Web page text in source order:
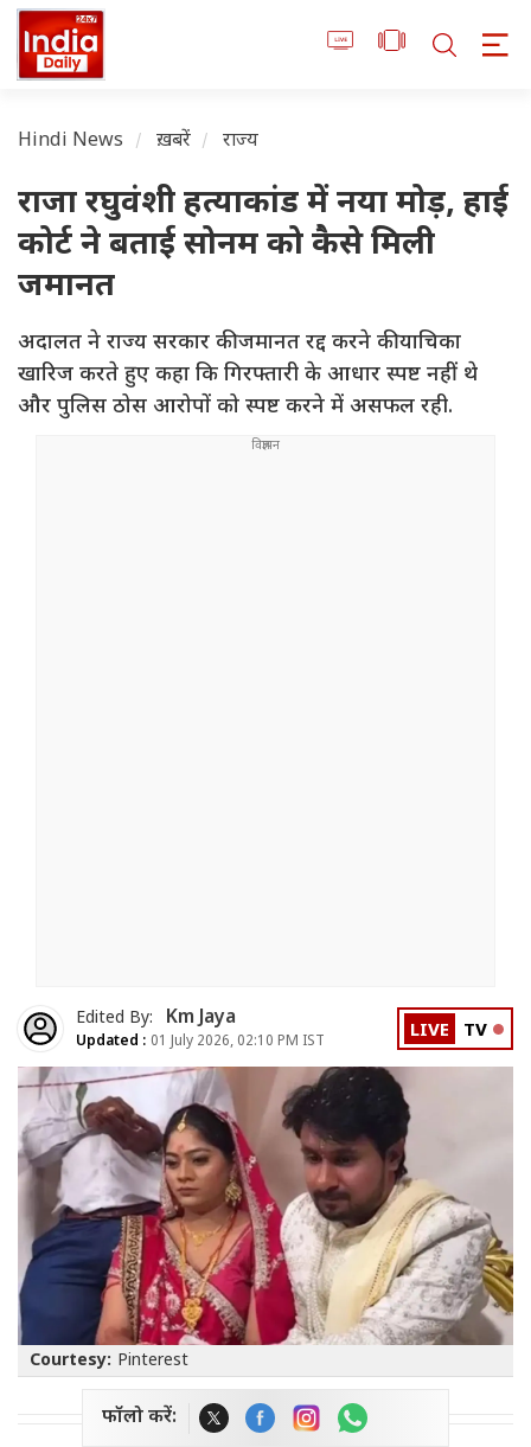
Hindi News ख़बरें राज्य
राजा रघुवंशी हत्याकांड में नया मोड़, हाई
कोर्ट ने बताई सोनम को कैसे मिली
जमानत
अदालत ने राज्य सरकार की जमानत रद्द करने की याचिका
खारिज करते हुए कहा कि गिरफ्तारी के आधार स्पष्ट नहीं थे
और पुलिस ठोस आरोपों को स्पष्ट करने में असफल रही.
Edited By: Km Jaya
Updated : 01 July 2026, 02:10 PM IST LIVE TV
Courtesy: Pinterest
फॉलो करें: